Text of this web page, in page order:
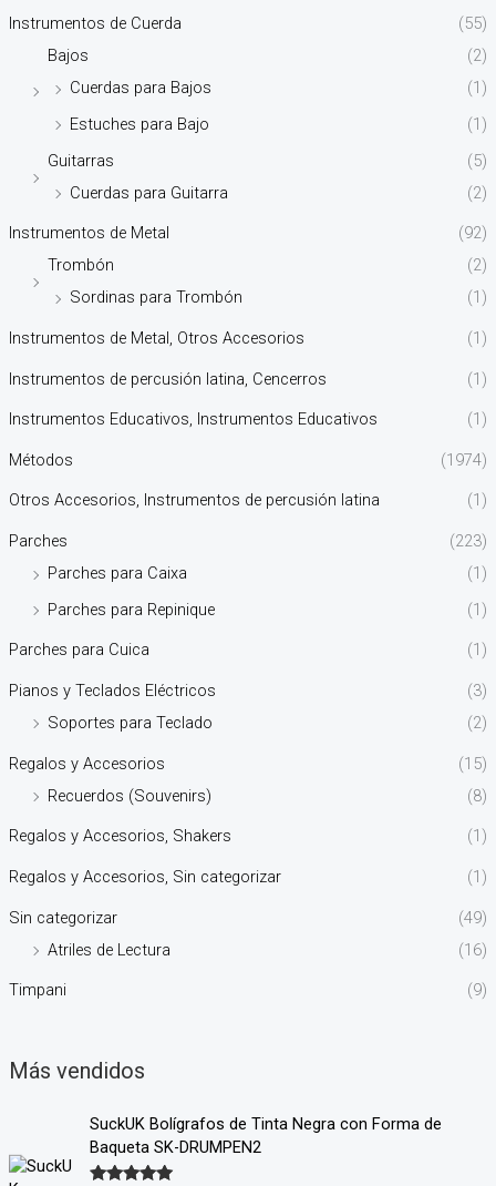
Instrumentos de Cuerda
(55)
Bajos
(2)
Cuerdas para Bajos
(1)
Estuches para Bajo
(1)
Guitarras
(5)
Cuerdas para Guitarra
(2)
Instrumentos de Metal
(92)
Trombón
(2)
Sordinas para Trombón
(1)
Instrumentos de Metal, Otros Accesorios (1)
Instrumentos de percusión latina, Cencerros (1)
Instrumentos Educativos, Instrumentos Educativos (1)
Métodos (1974)
Otros Accesorios, Instrumentos de percusión latina (1)
Parches
(223)
Parches para Caixa
(1)
Parches para Repinique
(1)
Parches para Cuica (1)
Pianos y Teclados Eléctricos
(3)
Soportes para Teclado
(2)
Regalos y Accesorios
(15)
Recuerdos (Souvenirs)
(8)
Regalos y Accesorios, Shakers (1)
Regalos y Accesorios, Sin categorizar (1)
Sin categorizar
(49)
Atriles de Lectura
(16)
Timpani (9)
Más vendidos
SuckUK Bolígrafos de Tinta Negra con Forma de
Baqueta SK-DRUMPEN2